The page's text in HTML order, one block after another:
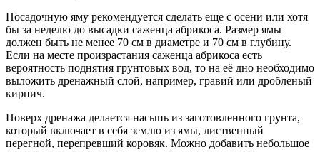
Посадочную яму рекомендуется сделать еще с осени или хотя
бы за неделю до высадки саженца абрикоса. Размер ямы
должен быть не менее 70 см в диаметре и 70 см в глубину.
Если на месте произрастания саженца абрикоса есть
вероятность поднятия грунтовых вод, то на её дно необходимо
выложить дренажный слой, например, гравий или дробленый
кирпич.
Поверх дренажа делается насыпь из заготовленного грунта,
который включает в себя землю из ямы, лиственный
перегной, перепревший коровяк. Можно добавить небольшое